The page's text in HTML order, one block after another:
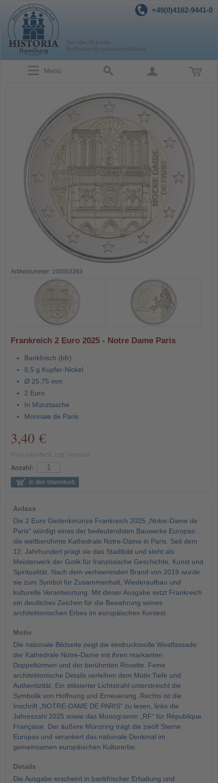
+49(0)4162-9441-0
Menü
Artikelnummer: 100002263
Frankreich 2 Euro 2025 - Notre Dame Paris
Bankfrisch (bfr)
8,5 g Kupfer-Nickel
Ø 25,75 mm
2 Euro
In Münztasche
Monnaie de Paris
3,40 €
Anzahl:
Anlass
Die 2 Euro Gedenkmünze Frankreich 2025 „Notre-Dame de
Paris“ würdigt eines der bedeutendsten Bauwerke Europas:
die weltberühmte Kathedrale Notre-Dame in Paris. Seit dem
12. Jahrhundert prägt sie das Stadtbild und steht als
Meisterwerk der Gotik für französische Geschichte, Kunst und
Spiritualität. Nach dem verheerenden Brand von 2019 wurde
sie zum Symbol für Zusammenhalt, Wiederaufbau und
kulturelle Verantwortung. Mit dieser Ausgabe setzt Frankreich
ein deutliches Zeichen für die Bewahrung seines
architektonischen Erbes im europäischen Kontext.
Motiv
Die nationale Bildseite zeigt die eindrucksvolle Westfassade
der Kathedrale Notre-Dame mit ihren markanten
Doppeltürmen und der berühmten Rosette. Feine
architektonische Details verleihen dem Motiv Tiefe und
Authentizität. Ein stilisierter Lichtstrahl unterstreicht die
Symbolik von Hoffnung und Erneuerung. Rechts ist die
Inschrift „NOTRE-DAME DE PARIS“ zu lesen, links die
Jahreszahl 2025 sowie das Monogramm „RF“ für République
Française. Der äußere Münzring trägt die zwölf Sterne
Europas und verankert das nationale Denkmal im
gemeinsamen europäischen Kulturerbe.
Details
Die Ausgabe erscheint in bankfrischer Erhaltung und